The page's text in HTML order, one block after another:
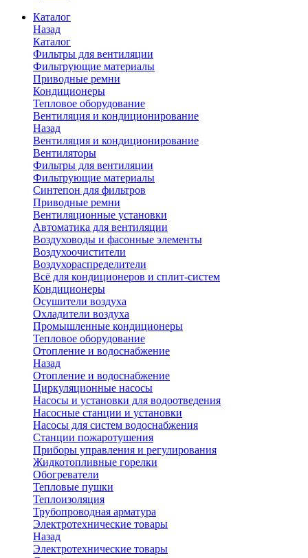
Каталог
Назад
Каталог
Фильтры для вентиляции
Фильтрующие материалы
Приводные ремни
Кондиционеры
Тепловое оборудование
Вентиляция и кондиционирование
Назад
Вентиляция и кондиционирование
Вентиляторы
Фильтры для вентиляции
Фильтрующие материалы
Синтепон для фильтров
Приводные ремни
Вентиляционные установки
Автоматика для вентиляции
Воздуховоды и фасонные элементы
Воздухоочистители
Воздухораспределители
Всё для кондиционеров и сплит-систем
Кондиционеры
Осушители воздуха
Охладители воздуха
Промышленные кондиционеры
Тепловое оборудование
Отопление и водоснабжение
Назад
Отопление и водоснабжение
Циркуляционные насосы
Насосы и установки для водоотведения
Насосные станции и установки
Насосы для систем водоснабжения
Станции пожаротушения
Приборы управления и регулирования
Жидкотопливные горелки
Обогреватели
Тепловые пушки
Теплоизоляция
Трубопроводная арматура
Электротехнические товары
Назад
Электротехнические товары